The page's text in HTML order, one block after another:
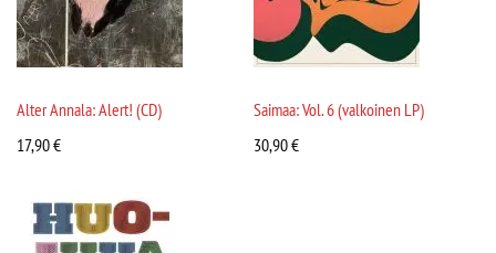
Alter Annala: Alert! (CD)
17,90€
Saimaa: Vol. 6 (valkoinen LP)
30,90€